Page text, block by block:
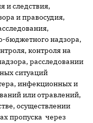
и следствия,
и правосудия,
бюджетного надзора,
контроля на
расследовании
ситуаций
инфекционных и
или отравлений,
осуществлении
пропуска через